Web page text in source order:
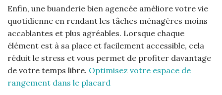
Enfin, une buanderie bien agencée améliore votre vie
quotidienne en rendant les tâches ménagères moins
accablantes et plus agréables. Lorsque chaque
élément est à sa place et facilement accessible, cela
réduit le stress et vous permet de profiter davantage
de votre temps libre. Optimisez votre espace de
rangement dans le placard